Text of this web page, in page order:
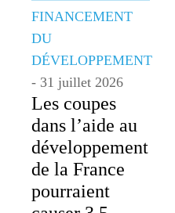
FINANCEMENT
DU
DÉVELOPPEMENT
- 31 juillet 2026
Les coupes
dans l’aide au
développement
de la France
pourraient